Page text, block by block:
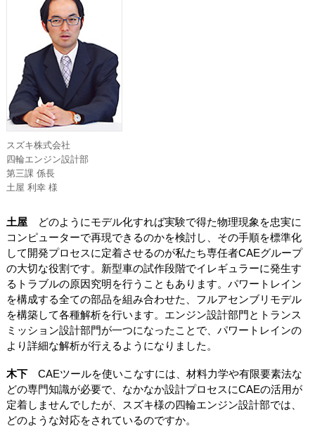
スズキ株式会社
四輪エンジン設計部
第三課 係長
土屋 利幸 様
土屋どのようにモデル化すれば実験で得た物理現象を忠実に
コンピューターで再現できるのかを検討し、その手順を標準化
して開発プロセスに定着させるのが私たち専任者CAEグループ
の大切な役割です。新型車の試作段階でイレギュラーに発生す
るトラブルの原因究明を行うこともあります。パワートレイン
を構成する全ての部品を組み合わせた、フルアセンブリモデル
を構築して各種解析を行います。エンジン設計部門とトランス
ミッション設計部門が一つになったことで、パワートレインの
より詳細な解析が行えるようになりました。
木下CAEツールを使いこなすには、材料力学や有限要素法な
どの専門知識が必要で、なかなか設計プロセスにCAEの活用が
定着しませんでしたが、スズキ様の四輪エンジン設計部では、
どのような対応をされているのですか。